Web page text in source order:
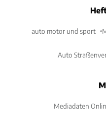
auto motor und sport
Auto
Mediadaten